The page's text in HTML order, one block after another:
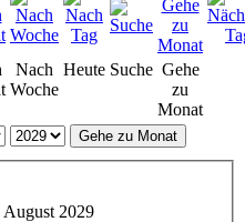
Nach
Woche
Heute Suche Gehe
zu
Monat
Gehe zu Monat
2029